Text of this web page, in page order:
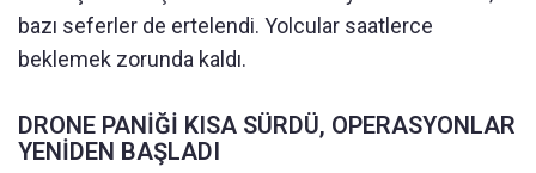
bazı seferler de ertelendi. Yolcular saatlerce
beklemek zorunda kaldı.
DRONE PANİĞİ KISA SÜRDÜ, OPERASYONLAR
YENİDEN BAŞLADI